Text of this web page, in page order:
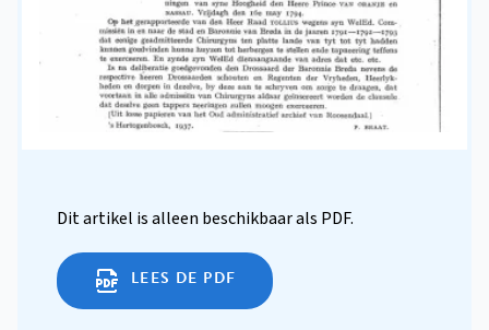
Dit artikel is alleen beschikbaar als PDF.
LEES DE PDF